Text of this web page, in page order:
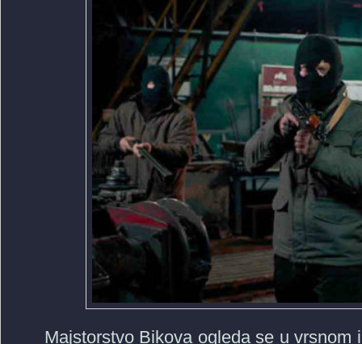
Majstorstvo Bikova ogleda se u